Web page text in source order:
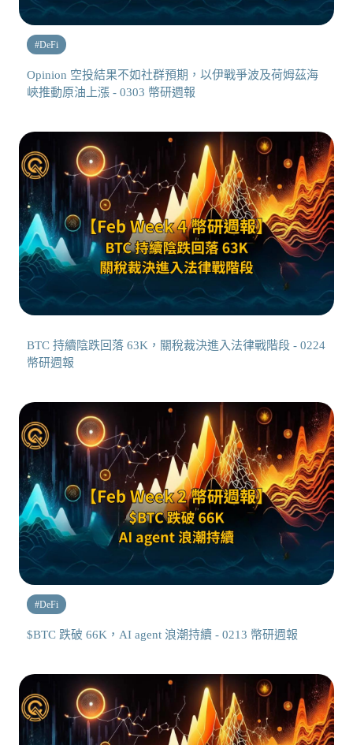
#DeFi
Opinion 空投結果不如社群預期，以伊戰爭波及荷姆茲海
峽推動原油上漲 - 0303 幣研週報
BTC 持續陰跌回落 63K，關稅裁決進入法律戰階段 - 0224
幣研週報
#DeFi
$BTC 跌破 66K，AI agent 浪潮持續 - 0213 幣研週報